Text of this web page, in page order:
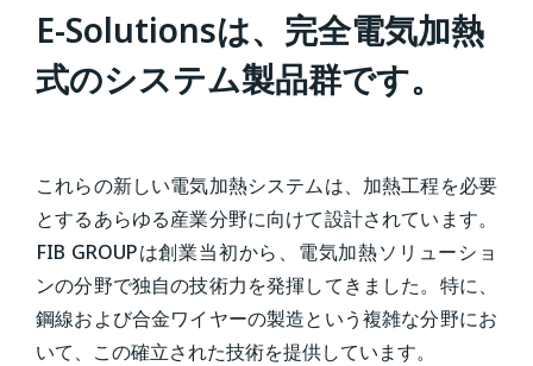
E-Solutionsは、完全電気加熱
式のシステム製品群です。
これらの新しい電気加熱システムは、加熱工程を必要
とするあらゆる産業分野に向けて設計されています。
FIB GROUPは創業当初から、電気加熱ソリューショ
ンの分野で独自の技術力を発揮してきました。特に、
鋼線および合金ワイヤーの製造という複雑な分野にお
いて、この確立された技術を提供しています。